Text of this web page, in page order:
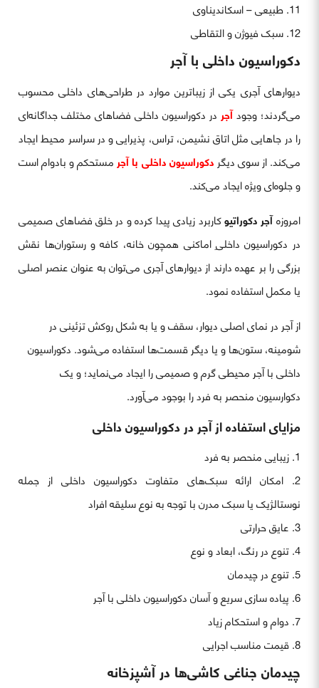
طبیعی – اسکاندیناوی
سبک فیوژن و التقاطی
دکوراسیون داخلی با آجر
دیوارهای آجری یکی از زیباترین موارد در طراحی‌های داخلی محسوب
می‌گردند؛ وجودآجردر دکوراسیون داخلی فضاهای مختلف جداگانه‌ای
را در جاهایی مثل اتاق نشیمن، تراس، پذیرایی و در سراسر محیط ایجاد
می‌کند. از سوی دیگردکوراسیون داخلی با آجرمستحکم و بادوام است
و جلوه‌ای ویژه ایجاد می‌کند.
امروزهآجر دکوراتیوکاربرد زیادی پیدا کرده و در خلق فضاهای صمیمی
در دکوراسیون داخلیِ اماکنی همچون خانه، کافه و رستوران‌ها نقش
بزرگی را بر عهده دارند از دیوارهای آجری می‌توان به عنوان عنصر اصلی
یا مکمل استفاده نمود.
از آجر در نمای اصلی دیوار، سقف و یا به شکل روکش تزئینی در
شومینه، ستون‌ها و یا دیگر قسمت‌ها استفاده می‌شود. دکوراسیون
داخلی با آجر محیطی گرم و صمیمی را ایجاد می‌نماید؛ و یک
دکوارسیون منحصر به فرد را بوجود می‌آورد.
مزایای استفاده از آجر در دکوراسیون داخلی
زیبایی منحصر به فرد
امکان ارائه سبک‌های متفاوت دکوراسیون داخلی از جمله
نوستالژیک یا سبک مدرن با توجه به نوع سلیقه افراد
عایق حرارتی
تنوع در رنگ، ابعاد و نوع
تنوع در چیدمان
پیاده سازی سریع و آسان دکوراسیون داخلی با آجر
دوام و استحکام زیاد
قیمت مناسب اجرایی
چیدمان جناغی کاشی‌ها در آشپزخانه